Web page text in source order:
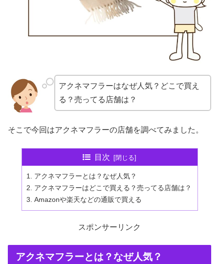
アクネマフラーはなぜ人気？どこで買え
る？売ってる店舗は？
そこで今回はアクネマフラーの店舗を調べてみました。
目次
アクネマフラーとは？なぜ人気？
アクネマフラーはどこで買える？売ってる店舗は？
Amazonや楽天などの通販で買える
スポンサーリンク
アクネマフラーとは？なぜ人気？